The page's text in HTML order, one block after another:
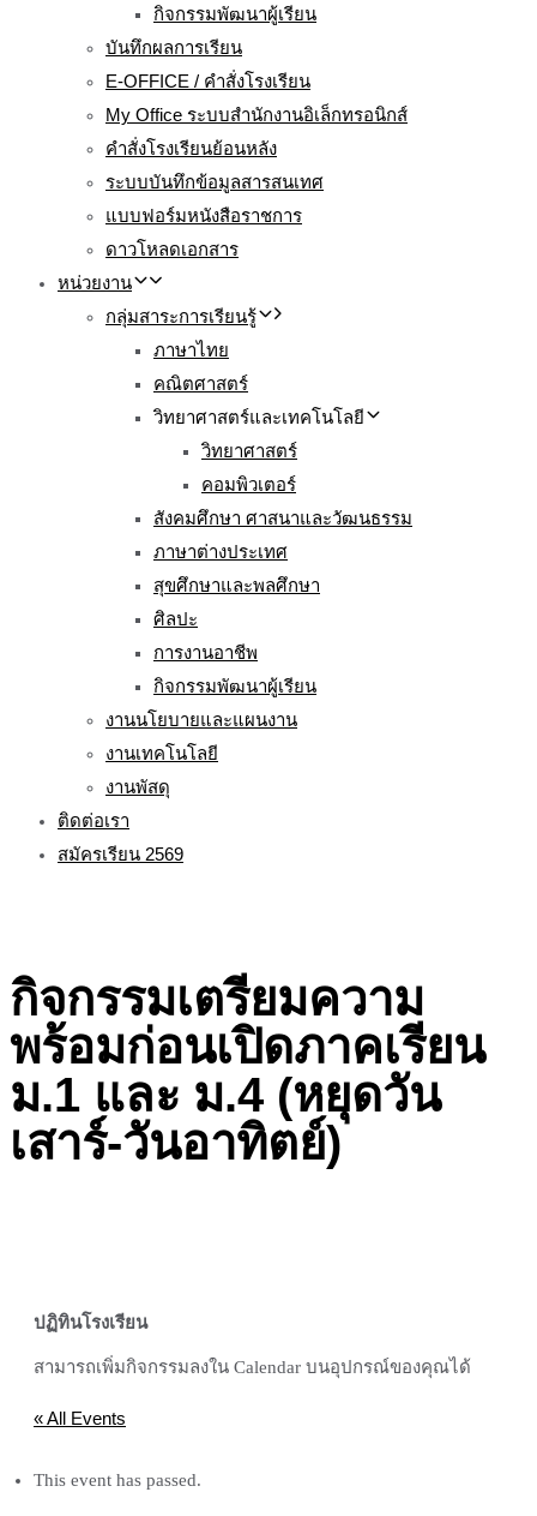
กิจกรรมพัฒนาผู้เรียน
บันทึกผลการเรียน
E-OFFICE / คำสั่งโรงเรียน
My Office ระบบสำนักงานอิเล็กทรอนิกส์
คำสั่งโรงเรียนย้อนหลัง
ระบบบันทึกข้อมูลสารสนเทศ
แบบฟอร์มหนังสือราชการ
ดาวโหลดเอกสาร
หน่วยงาน
กลุ่มสาระการเรียนรู้
ภาษาไทย
คณิตศาสตร์
วิทยาศาสตร์และเทคโนโลยี
วิทยาศาสตร์
คอมพิวเตอร์
สังคมศึกษา ศาสนาและวัฒนธรรม
ภาษาต่างประเทศ
สุขศึกษาและพลศึกษา
ศิลปะ
การงานอาชีพ
กิจกรรมพัฒนาผู้เรียน
งานนโยบายและแผนงาน
งานเทคโนโลยี
งานพัสดุ
ติดต่อเรา
สมัครเรียน 2569
กิจกรรมเตรียมความ
พร้อมก่อนเปิดภาคเรียน
ม.1 และ ม.4 (หยุดวัน
เสาร์-วันอาทิตย์)
ปฏิทินโรงเรียน
สามารถเพิ่มกิจกรรมลงใน Calendar บนอุปกรณ์ของคุณได้
« All Events
This event has passed.